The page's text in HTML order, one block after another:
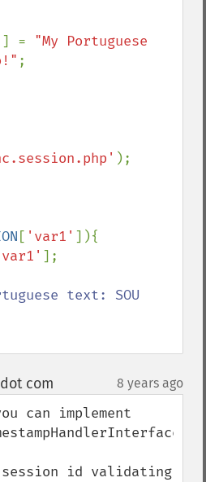
] = "My Portuguese
);
[ 'var1' ]){
];
text: SOU
com 8 years ago
can implement
session id validating